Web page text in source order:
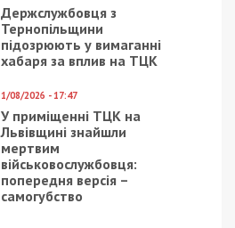
Держслужбовця з
Тернопільщини
підозрюють у вимаганні
хабаря за вплив на ТЦК
1/08/2026 - 17:47
У приміщенні ТЦК на
Львівщині знайшли
мертвим
військовослужбовця:
попередня версія –
самогубство